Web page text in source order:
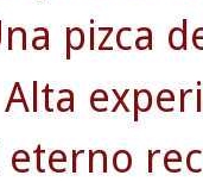
pizca
eterno